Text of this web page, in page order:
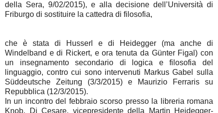
della Sera, 9/02/2015), e alla decisione dell’Università di
Friburgo di sostituire la cattedra di filosofia,
che è stata di Husserl e di Heidegger (ma anche di
Windelband e di Rickert, e ora tenuta da Günter Figal) con
un insegnamento secondario di logica e filosofia del
linguaggio, contro cui sono intervenuti Markus Gabel sulla
Süddeutsche Zeitung (3/3/2015) e Maurizio Ferraris su
Repubblica (12/3/2015).
In un incontro del febbraio scorso presso la libreria romana
Knob, Di Cesare, vicepresidente della Martin Heidegger-